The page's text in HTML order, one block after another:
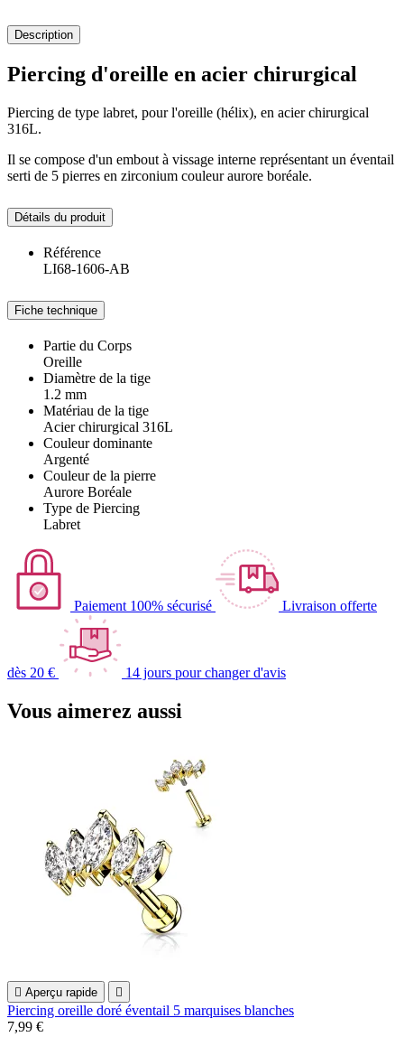
Description
Piercing d'oreille en acier chirurgical
Piercing de type labret, pour l'oreille (hélix), en acier chirurgical
316L.
Il se compose d'un embout à vissage interne représentant un éventail
serti de 5 pierres en zirconium couleur aurore boréale.
Détails du produit
Référence
LI68-1606-AB
Fiche technique
Partie du Corps
Oreille
Diamètre de la tige
1.2 mm
Matériau de la tige
Acier chirurgical 316L
Couleur dominante
Argenté
Couleur de la pierre
Aurore Boréale
Type de Piercing
Labret
Paiement 100% sécurisé Livraison offerte
dès 20 € 14 jours pour changer d'avis
Vous aimerez aussi
 Aperçu rapide 
Piercing oreille doré éventail 5 marquises blanches
7,99 €